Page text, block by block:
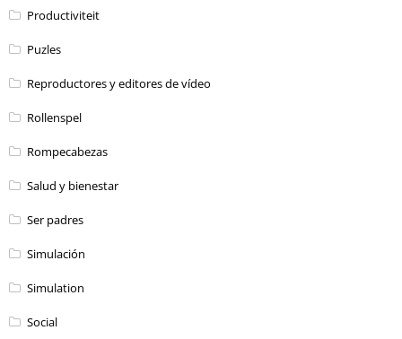
Productiviteit
Puzles
Reproductores y editores de vídeo
Rollenspel
Rompecabezas
Salud y bienestar
Ser padres
Simulación
Simulation
Social